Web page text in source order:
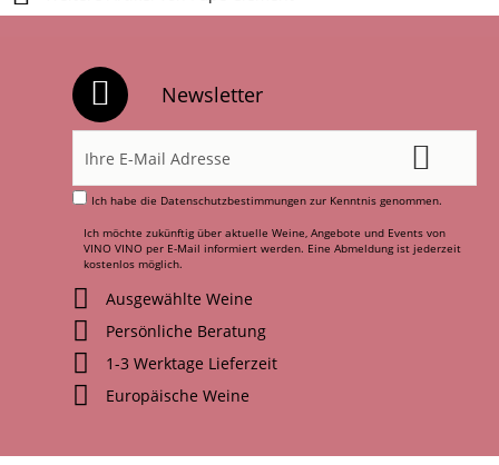
Newsletter
Ich habe die Datenschutzbestimmungen zur Kenntnis genommen.
Ich möchte zukünftig über aktuelle Weine, Angebote und Events von
VINO VINO per E-Mail informiert werden. Eine Abmeldung ist jederzeit
kostenlos möglich.
Ausgewählte Weine
Persönliche Beratung
1-3 Werktage Lieferzeit
Europäische Weine